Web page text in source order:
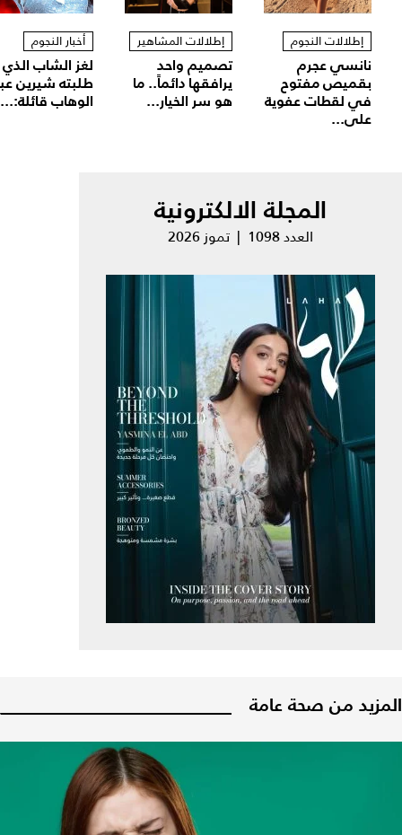
إطلالات النجوم
نانسي عجرم
بقميص مفتوح
في لقطات عفوية
على...
إطلالات المشاهير
تصميم واحد
يرافقها دائماً.. ما
هو سر الخيار...
أخبار النجوم
لغز الشاب الذي
طلبته شيرين
الوهاب قائلة:...
المجلة الالكترونية
العدد 1098 | تموز 2026
المزيد من صحة عامة